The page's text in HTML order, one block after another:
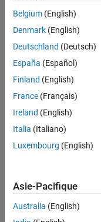
Belgium (English)
Denmark (English)
Deutschland (Deutsch)
España (Español)
Finland (English)
France (Français)
Ireland (English)
Italia (Italiano)
Luxembourg (English)
Asie-Pacifique
Australia (English)
Lutte anti-piratage
© 1994-2026 The